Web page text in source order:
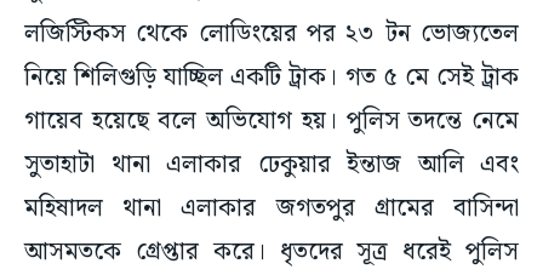
লজিস্টিকস থেকে লোডিংয়ের পর ২৩ টন ভোজ্যতেল
নিয়ে শিলিগুড়ি যাচ্ছিল একটি ট্রাক। গত ৫ মে সেই ট্রাক
গায়েব হয়েছে বলে অভিযোগ হয়। পুলিস তদন্তে নেমে
সুতাহাটা থানা এলাকার ঢেকুয়ার ইন্তাজ আলি এবং
মহিষাদল থানা এলাকার জগতপুর গ্রামের বাসিন্দা
আসমতকে গ্রেপ্তার করে। ধৃতদের সূত্র ধরেই পুলিস